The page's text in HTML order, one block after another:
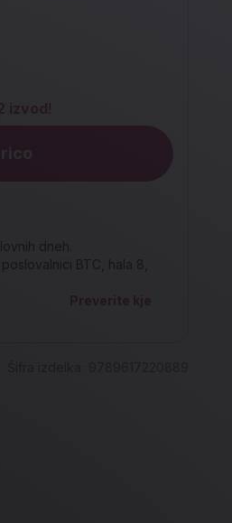
izvod!
dneh.
BTC, hala 8,
Preverite kje